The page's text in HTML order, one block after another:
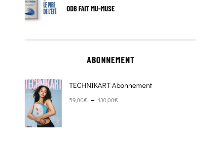
ODB FAIT MU-MUSE
ABONNEMENT
TECHNIKART Abonnement
59,00€ – 130,00€